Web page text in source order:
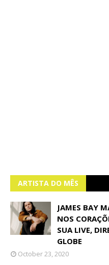
ARTISTA DO MÊS
JAMES BAY
NOS
SUA LIVE,
GLOBE
October 23, 2020